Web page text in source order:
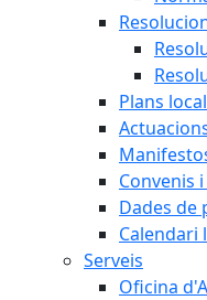
Plans
Convenis
Dades de
Calendari
Serveis
Oficina